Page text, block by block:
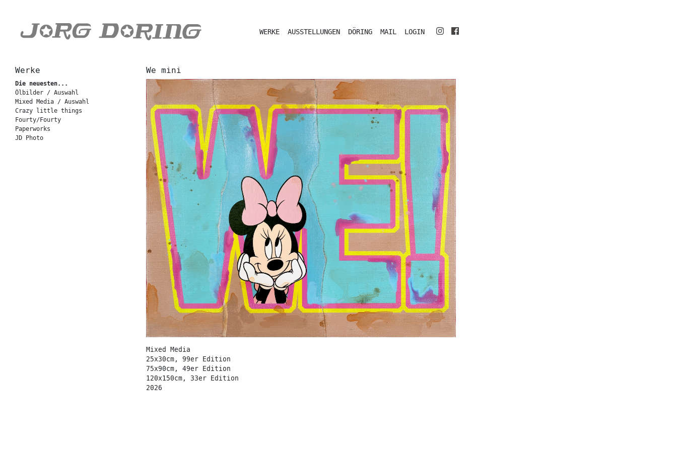
WERKE AUSSTELLUNGEN DÖRING MAIL LOGIN
Werke
Die neuesten...
Ölbilder / Auswahl
Mixed Media / Auswahl
Crazy little things
Fourty/Fourty
Paperworks
JD Photo
We mini
Mixed Media
25x30cm, 99er Edition
75x90cm, 49er Edition
120x150cm, 33er Edition
2026